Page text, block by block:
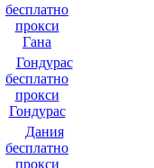
Гана
Гондурас